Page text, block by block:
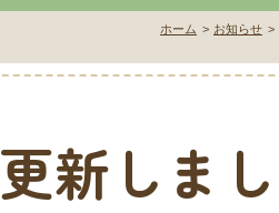
ご依頼の流れ 不用品
そ
ホーム お知らせ
新しま